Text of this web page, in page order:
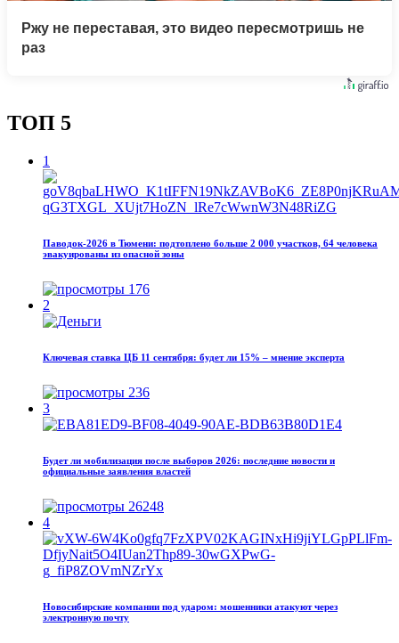
Ржу не переставая, это видео пересмотришь не
раз
ТОП 5
1
Паводок‑2026 в Тюмени: подтоплено больше 2 000 участков, 64 человека
эвакуированы из опасной зоны
176
2
Ключевая ставка ЦБ 11 сентября: будет ли 15% – мнение эксперта
236
3
Будет ли мобилизация после выборов 2026: последние новости и
официальные заявления властей
26248
4
Новосибирские компании под ударом: мошенники атакуют через
электронную почту